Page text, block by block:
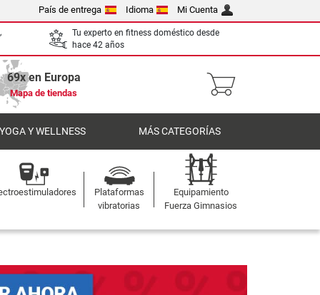
País de entrega Idioma Mi Cuenta
Tu experto en fitness doméstico desde
hace 42 años
69x en Europa
Mapa de tiendas
Y WELLNESS MÁS CATEGORÍAS
Plataformas
vibratorias
Equipamiento
Fuerza Gimnasios